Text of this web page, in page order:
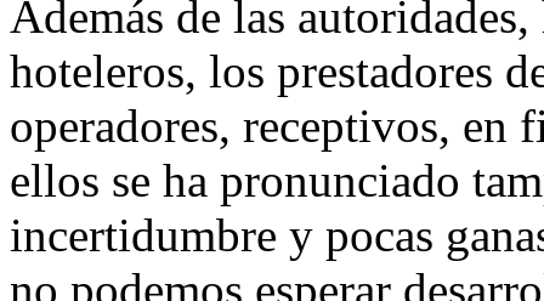
Además de las
hoteleros, los prestadores
operadores, receptivos, en
ellos se ha pronunciado
incertidumbre y pocas
no podemos esperar